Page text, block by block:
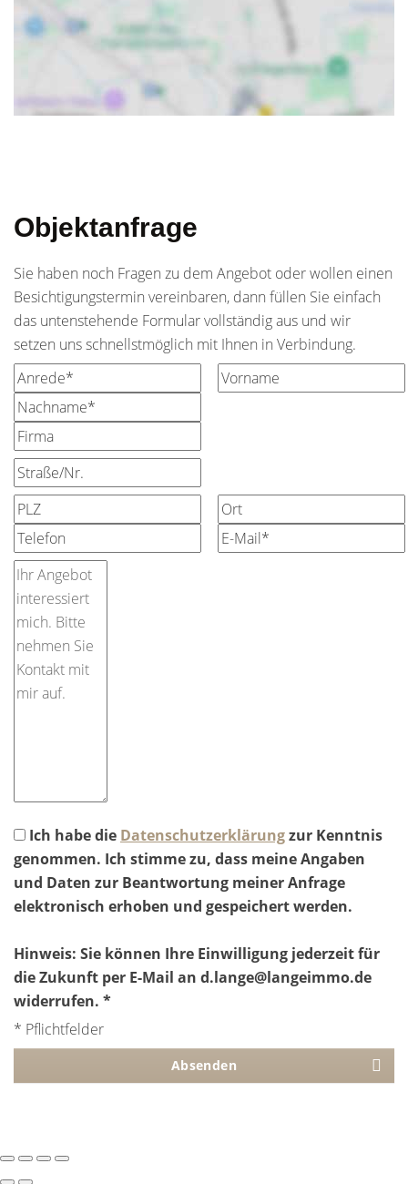
Objektanfrage
Sie haben noch Fragen zu dem Angebot oder wollen einen
Besichtigungstermin vereinbaren, dann füllen Sie einfach
das untenstehende Formular vollständig aus und wir
setzen uns schnellstmöglich mit Ihnen in Verbindung.
Ich habe die Datenschutzerklärungzur Kenntnis
genommen. Ich stimme zu, dass meine Angaben
und Daten zur Beantwortung meiner Anfrage
elektronisch erhoben und gespeichert werden.
Hinweis: Sie können Ihre Einwilligung jederzeit für
die Zukunft per E-Mail an d.lange@langeimmo.de
widerrufen. *
* Pflichtfelder
Absenden